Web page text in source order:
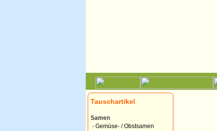
Tauschartikel
Samen
- Gemüse- / Obstsamen